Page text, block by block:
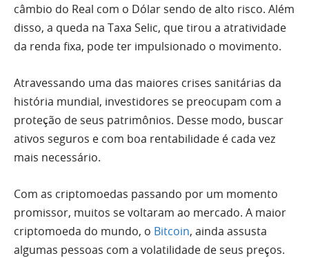
câmbio do Real com o Dólar sendo de alto risco. Além
disso, a queda na Taxa Selic, que tirou a atratividade
da renda fixa, pode ter impulsionado o movimento.
Atravessando uma das maiores crises sanitárias da
história mundial, investidores se preocupam com a
proteção de seus patrimônios. Desse modo, buscar
ativos seguros e com boa rentabilidade é cada vez
mais necessário.
Com as criptomoedas passando por um momento
promissor, muitos se voltaram ao mercado. A maior
criptomoeda do mundo, o Bitcoin, ainda assusta
algumas pessoas com a volatilidade de seus preços.